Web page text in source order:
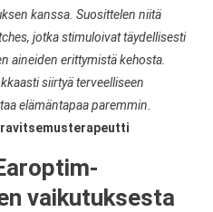
kanssa. Suosittelen niitä
jotka stimuloivat täydellisesti
aineiden erittymistä kehosta.
siirtyä terveelliseen
elämäntapaa paremmin.
vaikutuksesta